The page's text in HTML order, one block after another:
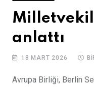
anlattı
18 MART 2026
Avrupa Birliği, Berlin